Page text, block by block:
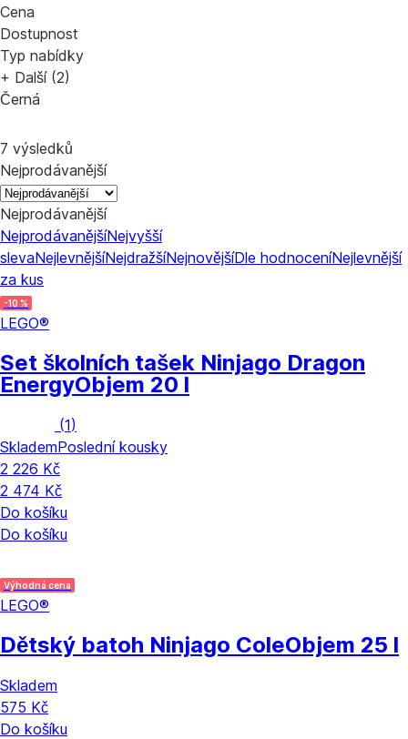
Cena
Dostupnost
Typ nabídky
+ Další (2)
Černá
7 výsledků
Nejprodávanější
Nejprodávanější
NejprodávanějšíNejvyšší
slevaNejlevnějšíNejdražšíNejnovějšíDle hodnoceníNejlevnější
za kus
-10 %
LEGO®
Set školních tašek Ninjago Dragon
EnergyObjem 20 l
(1)
SklademPoslední kousky
2 226 Kč
2 474 Kč
Do košíku
Do košíku
Výhodná cena
LEGO®
Dětský batoh Ninjago ColeObjem 25 l
Skladem
575 Kč
Do košíku